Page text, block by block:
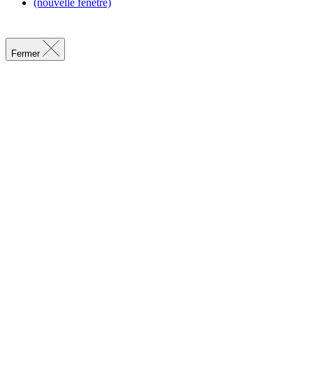
(nouvelle fenêtre)
Fermer